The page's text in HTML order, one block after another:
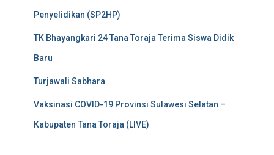
Penyelidikan (SP2HP)
TK Bhayangkari 24 Tana Toraja Terima Siswa Didik
Baru
Turjawali Sabhara
Vaksinasi COVID-19 Provinsi Sulawesi Selatan –
Kabupaten Tana Toraja (LIVE)